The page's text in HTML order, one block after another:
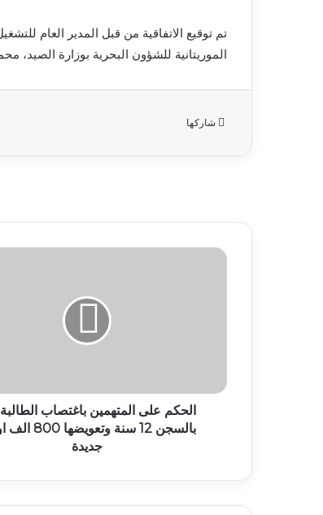
تم توقيع الاتفاقية من قبل المدير العام
الموريتانية للشؤون البحرية بوزارة الصيد،
شاركها
الحكم على المتهمين باغتصاب الطالبة
بالسجن 12 سنة
جديدة